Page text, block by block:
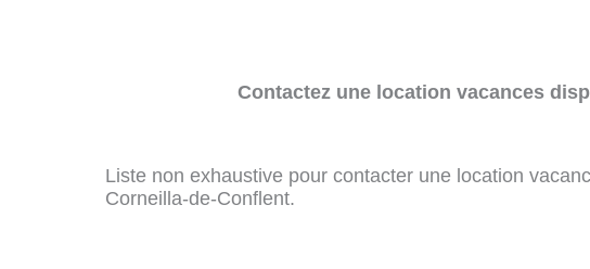
Contactez une location vacances
Liste non exhaustive pour contacter une location
Corneilla-de-Conflent.